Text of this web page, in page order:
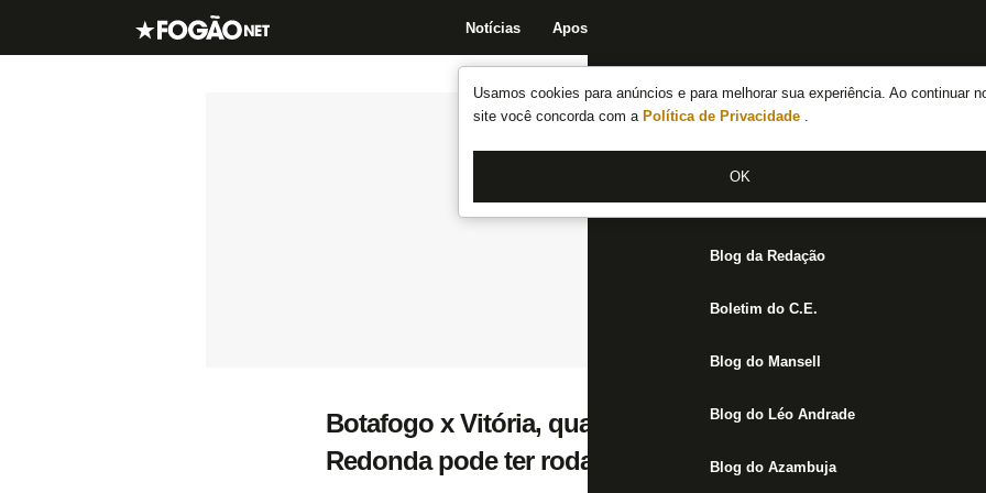
Usamos cookies para anúncios e para melhorar sua experiência. Ao continuar
site você concorda com a Política de Privacidade .
OK
Notícias Apostas
Notícias do Botafogo
Fórum
Jogos
Blog da Redação
Boletim do C.E.
Blog do Mansell
Blog do Léo Andrade
Blog do Azambuja
Botafogo x Vitória, quarta que vem, ainda não tem local
Redonda pode ter rodada dupla